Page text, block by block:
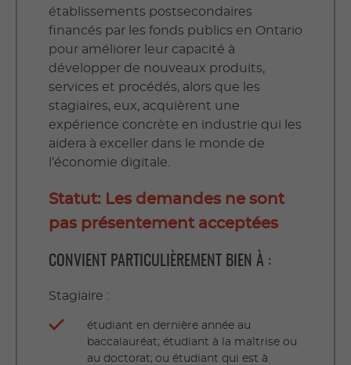
établissements postsecondaires
financés par les fonds publics en Ontario
pour améliorer leur capacité à
développer de nouveaux produits,
services et procédés, alors que les
stagiaires, eux, acquièrent une
expérience concrète en industrie qui les
aidera à exceller dans le monde de
l’économie digitale.
Statut: Les demandes ne sont
pas présentement acceptées
CONVIENT PARTICULIÈREMENT BIEN À :
Stagiaire :
étudiant en dernière année au
baccalauréat; étudiant à la maîtrise ou
au doctorat; ou étudiant qui est à